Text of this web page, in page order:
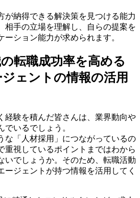
が納得できる解決策を見つける能力
相手の立場を理解し、自らの提案を
ーション能力が求められます。
転職成功率を高める
ェントの情報の活用
経験を積んだ皆さんは、業界動向や
でいるでしょう。
な「人材採用」につながっているの
重視しているポイントまではわから
いでしょうか。そのため、転職活動
ージェントが持つ情報を活用してく